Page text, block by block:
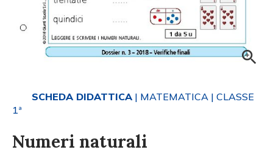
SCHEDA DIDATTICA | MATEMATICA | CLASSE
1ª
Numeri naturali